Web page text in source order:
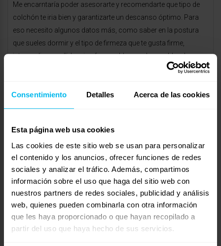
Consentimiento Detalles Acerca de las cookies
Esta página web usa cookies
Las cookies de este sitio web se usan para personalizar
el contenido y los anuncios, ofrecer funciones de redes
sociales y analizar el tráfico. Además, compartimos
información sobre el uso que haga del sitio web con
nuestros partners de redes sociales, publicidad y análisis
web, quienes pueden combinarla con otra información
que les haya proporcionado o que hayan recopilado a
partir del uso que haya hecho de sus servicios.
Me encarntaría poder asesorarte y recomendarte que tipo de
colchón te iria bien y garantizarte un descanso óptimo. Para
eso necesito algunos datos más, como saber en la postura
que sueles dormir y el tipo de firmeza que te gusta firme,
intermedio o mullido, si sufres problemas de espalda, alguna
operación, si eres caluroso o si duermes en pareja, etc..
https://www.maxcolchon.com/
Si quieres también puedes llamarnos al 977 542 658 o
enviarnos un correo a tarragona@maxcolchon y te
asesoraremos al momento.
_______________________________